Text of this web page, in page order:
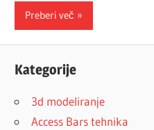
Preberi več
Kategorije
3d modeliranje
Access Bars tehnika